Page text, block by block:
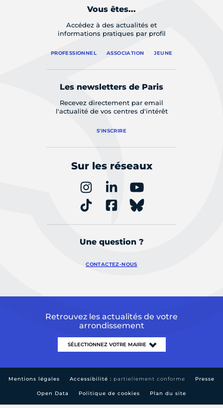
Vous êtes...
Accédez à des actualités et
informations pratiques par profil
PROFESSIONNEL ASSOCIATION JEUNE
Les newsletters de Paris
Recevez directement par email
l'actualité de vos centres d'intérêt
S'INSCRIRE
Sur les réseaux
Une question ?
CONTACTEZ-NOUS
Retrouvez les actualités de votre
arrondissement
Mentions légales Accessibilité : partiellement conforme Presse
Open Data Politique de cookies Plan du site